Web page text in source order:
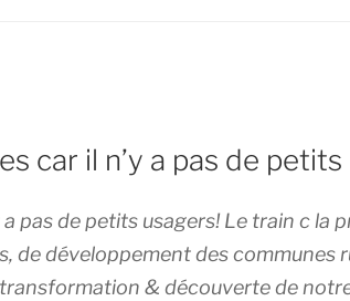
car il n’y a pas de
a pas de petits usagers! Le train c la
de développement des communes
& découverte de